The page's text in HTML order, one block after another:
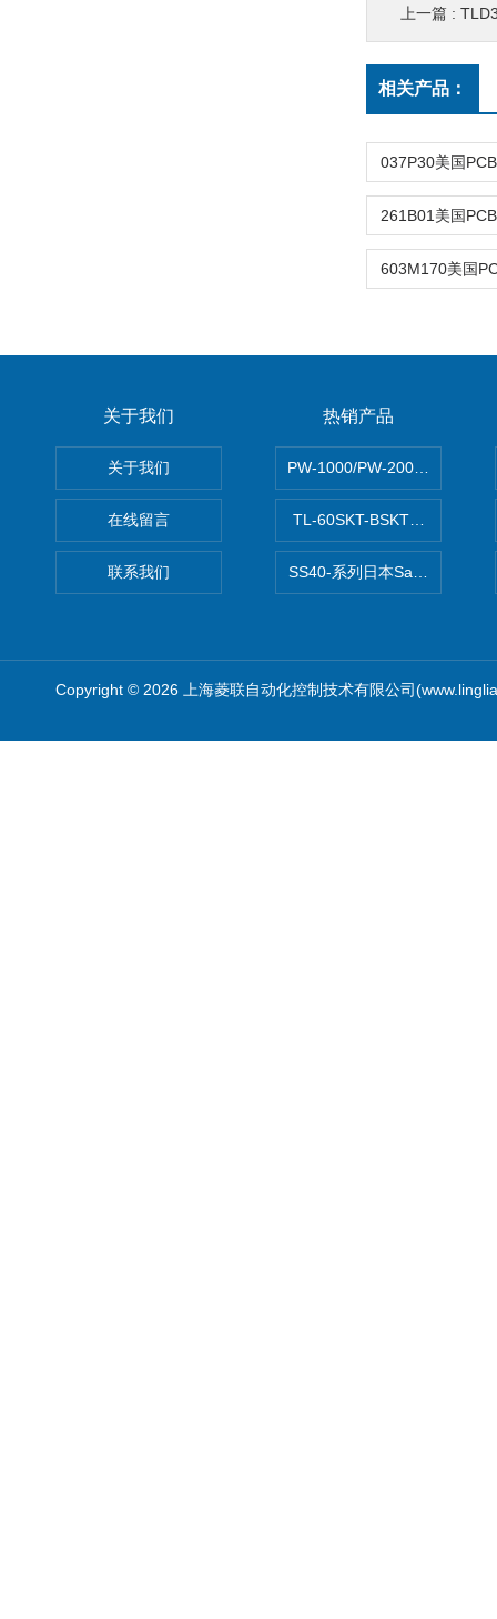
上一篇 :
相关产品：
关于我们
关于我们
在线留言
联系我们
热销产品
PW-1000/PW-
TL-60SKT-BSKTC张力控制器
SS40-系列日本Sawamura泽
Copyright © 2026 上海菱联自动化控制技术有限公司